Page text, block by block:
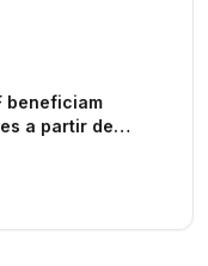
beneficiam
a partir de